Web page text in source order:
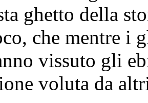
ghetto della
che mentre i
vissuto gli
voluta da